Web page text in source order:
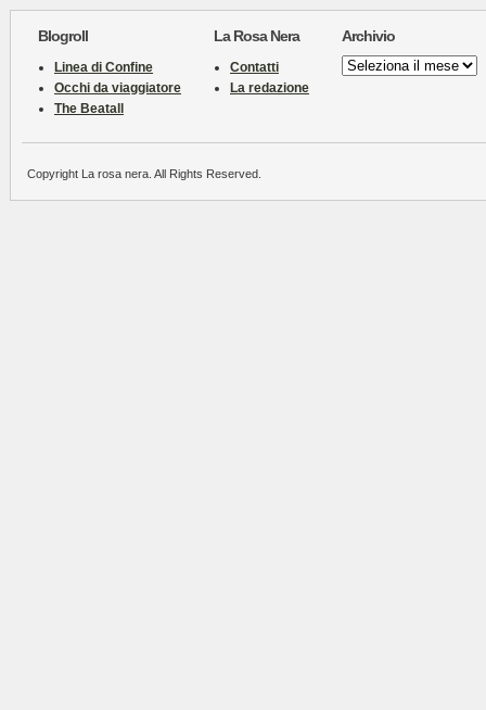
Blogroll
Linea di Confine
Occhi da viaggiatore
The Beatall
La Rosa Nera
Contatti
La redazione
Archivio
Archivio
Copyright La rosa nera. All Rights Reserved.